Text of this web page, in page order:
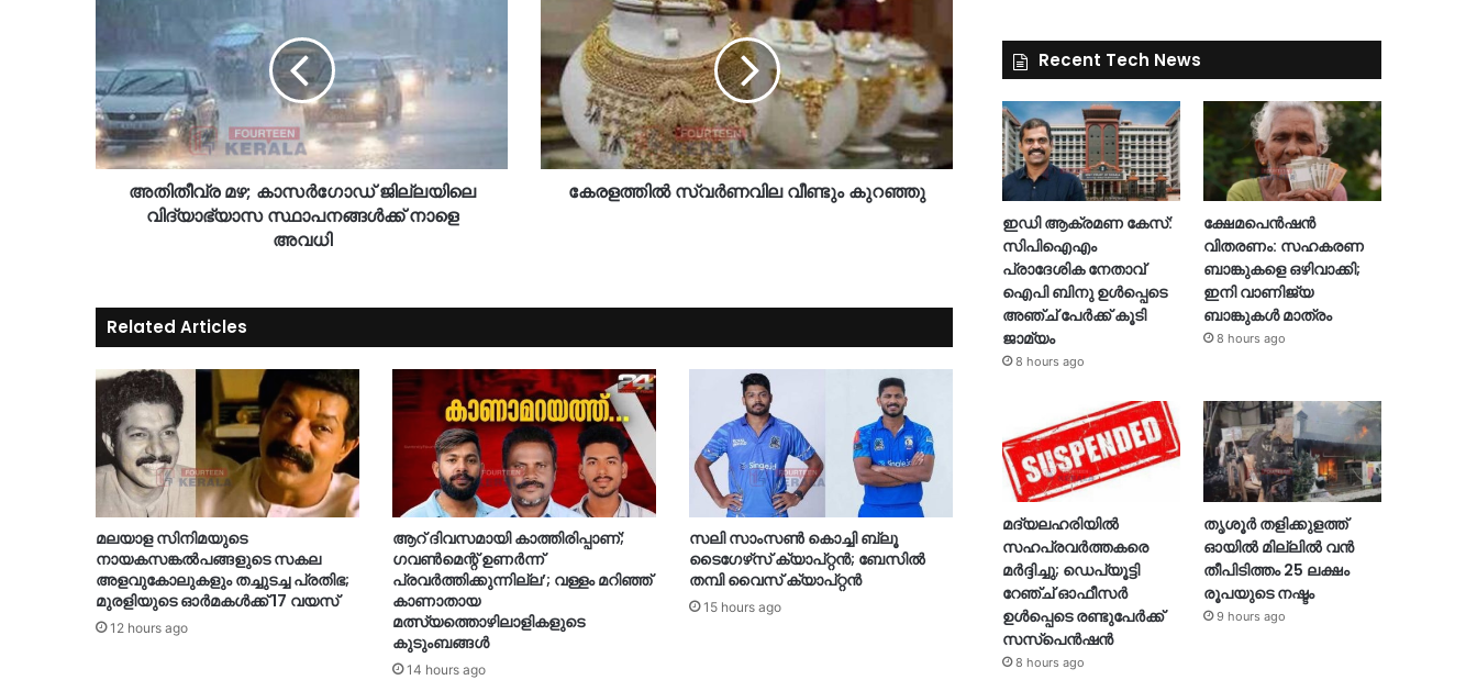
അതിതീവ്ര മഴ; കാസർഗോഡ് ജില്ലയിലെ
വിദ്യാഭ്യാസ സ്ഥാപനങ്ങൾക്ക്‌ നാളെ
അവധി
കേരളത്തിൽ സ്വർണവില വീണ്ടും കുറഞ്ഞു
Related Articles
മലയാള സിനിമയുടെ
നായകസങ്കല്‍പങ്ങളുടെ സകല
അളവുകോലുകളും തച്ചുടച്ച പ്രതിഭ;
മുരളിയുടെ ഓര്‍മകള്‍ക്ക് 17 വയസ്
12 hours ago
ആറ് ദിവസമായി കാത്തിരിപ്പാണ്;
ഗവണ്‍മെന്റ് ഉണര്‍ന്ന്
പ്രവര്‍ത്തിക്കുന്നില്ല’; വള്ളം മറിഞ്ഞ്
കാണാതായ
മത്സ്യത്തൊഴിലാളികളുടെ
കുടുംബങ്ങള്‍
14 hours ago
സലി സാംസണ്‍ കൊച്ചി ബ്ലൂ
ടൈഗേഴ്‌സ് ക്യാപ്റ്റന്‍; ബേസില്‍
തമ്പി വൈസ് ക്യാപ്റ്റന്‍
15 hours ago
Recent Tech News
ഇഡി ആക്രമണ കേസ്:
സിപിഐഎം
പ്രാദേശിക നേതാവ്
ഐപി ബിനു ഉൾപ്പെടെ
അഞ്ച് പേർക്ക് കൂടി
ജാമ്യം
8 hours ago
ക്ഷേമപെൻഷൻ
വിതരണം: സഹകരണ
ബാങ്കുകളെ ഒഴിവാക്കി;
ഇനി വാണിജ്യ
ബാങ്കുകൾ മാത്രം
8 hours ago
മദ്യലഹരിയിൽ
സഹപ്രവർത്തകരെ
മർദ്ദിച്ചു; ഡെപ്യൂട്ടി
റേഞ്ച് ഓഫീസർ
ഉൾപ്പെടെ രണ്ടുപേർക്ക്
സസ്‌പെൻഷൻ
8 hours ago
തൃശൂര്‍ തളിക്കുളത്ത്
ഓയില്‍ മില്ലില്‍ വൻ
തീപിടിത്തം 25 ലക്ഷം
രൂപയുടെ നഷ്ടം
9 hours ago